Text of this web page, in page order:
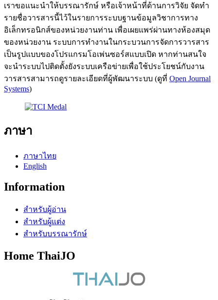
เราขอแนะนำให้บรรณารักษ์ หรือเจ้าหน้าที่ด้านการวิจัย จัดทำ
รายชื่อวารสารนี้ไว้ในรายการระบบฐานข้อมูลวิชาการทาง
อิเล็กทรอนิกส์ของหน่วยงานท่าน เพื่อเผยแพร่ผ่านทางห้องสมุด
ของหน่วยงาน ระบบการทำงานในกระบวนการจัดการวารสาร
เป็นรูปแบบของโปรแกรมโอเพ่นซอร์สแบบเปิด หากท่านสนใจ
จะนำระบบไปติดตั้งยังระบบเครือข่ายเพื่อใช้ประโยชน์กับงาน
วารสารสามารถดูรายละเอียดที่ผู้พัฒนาระบบ (ดูที่ Open Journal
Systems)
ภาษา
ภาษาไทย
English
Information
สำหรับผู้อ่าน
สำหรับผู้แต่ง
สำหรับบรรณารักษ์
Home ThaiJO